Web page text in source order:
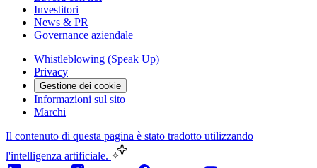
Investitori
News & PR
Governance aziendale
Whistleblowing (Speak Up)
Privacy
Gestione dei cookie
Informazioni sul sito
Marchi
Il contenuto di questa pagina è stato tradotto utilizzando
l'intelligenza artificiale.